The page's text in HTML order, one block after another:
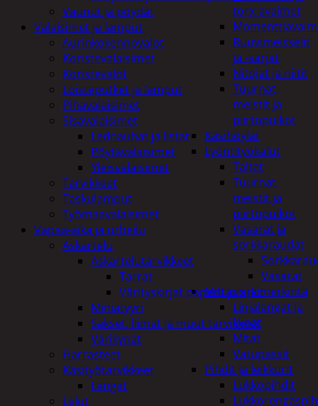
torx-avaimet
Ruuvimeisselit
ja -sarjat
Nitojat ja niitit
Tuurnat,
meistit ja
piirtopuikot
Käsihöylät
Lyöntityökalut
Taltat
Tuurnat,
meistit ja
piirtopuikot
Vasarat ja
sorkkaraudat
Vasarat
Mittaus ja merkintä
Linjalangat ja
kynät
Mitat
Vatupassit
Pihdit ja leikkurit
Lukkopihdit
Vaunut ja pöydät
Valaisimet ja lamput
Aurinkokennovalot
Koristevalaisimet
Koristevalot
Loisteputket ja lamput
Pihavalaisimet
Sisävalaisimet
Lednauhat ja listat
Pöytävalaisimet
Yleisvalaisimet
Tarvikkeet
Taskulamput
Työmaavalaisimet
Vapaa-aika ja urheilu
Askartelu
Askartelutarvikkeet
Tarrat
Värityskirjat paperit ja arkit
Miniatyyri
Sakset, liimat ja muut tarvikkeet
Värikynät
Harrasteet
Käsityötarvikkeet
Langat
Lelut